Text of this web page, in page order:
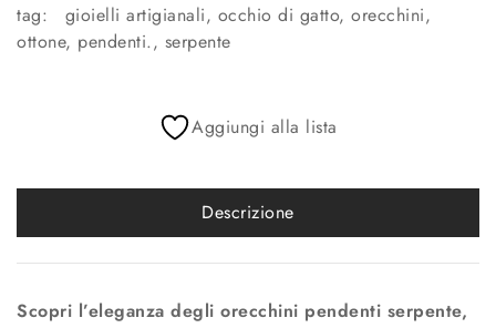
tag:
gioielli artigianali, occhio di gatto, orecchini,
ottone, pendenti., serpente
Aggiungi alla lista
Descrizione
Scopri l’eleganza degli orecchini pendenti serpente,